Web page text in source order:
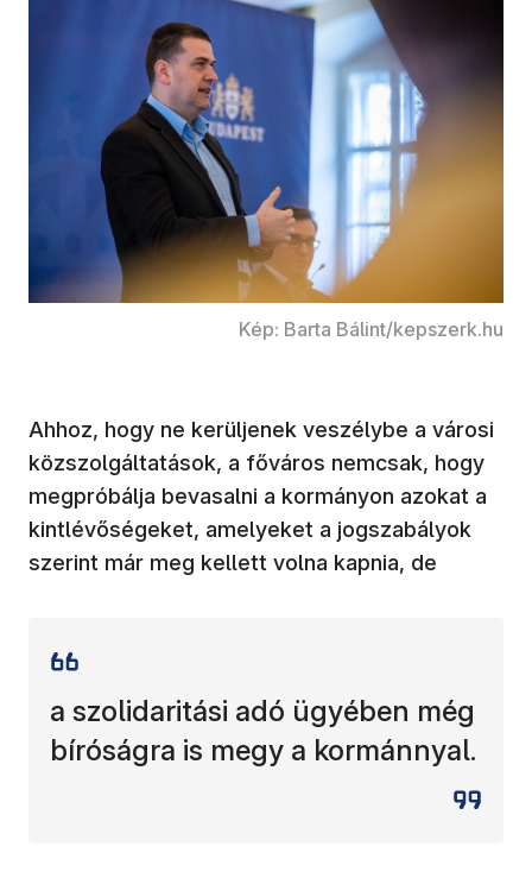
Kép: Barta Bálint/kepszerk.hu
Ahhoz, hogy ne kerüljenek veszélybe a városi
közszolgáltatások, a főváros nemcsak, hogy
megpróbálja bevasalni a kormányon azokat a
kintlévőségeket, amelyeket a jogszabályok
szerint már meg kellett volna kapnia, de
a szolidaritási adó ügyében még
bíróságra is megy a kormánnyal.